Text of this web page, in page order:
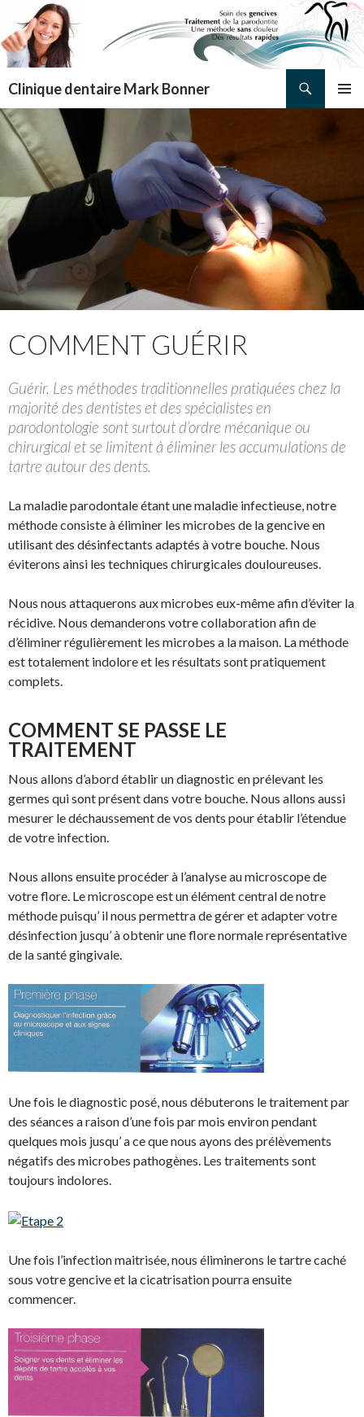
Clinique dentaire Mark Bonner
COMMENT GUÉRIR
Guérir. Les méthodes traditionnelles pratiquées chez la
majorité des dentistes et des spécialistes en
parodontologie sont surtout d’ordre mécanique ou
chirurgical et se limitent à éliminer les accumulations de
tartre autour des dents.
La maladie parodontale étant une maladie infectieuse, notre
méthode consiste à éliminer les microbes de la gencive en
utilisant des désinfectants adaptés à votre bouche. Nous
éviterons ainsi les techniques chirurgicales douloureuses.
Nous nous attaquerons aux microbes eux-même afin d’éviter la
récidive. Nous demanderons votre collaboration afin de
d’éliminer régulièrement les microbes a la maison. La méthode
est totalement indolore et les résultats sont pratiquement
complets.
COMMENT SE PASSE LE
TRAITEMENT
Nous allons d’abord établir un diagnostic en prélevant les
germes qui sont présent dans votre bouche. Nous allons aussi
mesurer le déchaussement de vos dents pour établir l’étendue
de votre infection.
Nous allons ensuite procéder à l’analyse au microscope de
votre flore. Le microscope est un élément central de notre
méthode puisqu’ il nous permettra de gérer et adapter votre
désinfection jusqu’ à obtenir une flore normale représentative
de la santé gingivale.
Une fois le diagnostic posé, nous débuterons le traitement par
des séances a raison d’une fois par mois environ pendant
quelques mois jusqu’ a ce que nous ayons des prélèvements
négatifs des microbes pathogènes. Les traitements sont
toujours indolores.
Une fois l’infection maitrisée, nous éliminerons le tartre caché
sous votre gencive et la cicatrisation pourra ensuite
commencer.